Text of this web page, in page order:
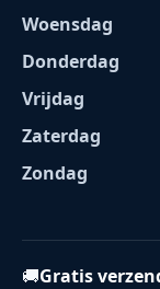
Woensdag
Donderdag
Vrijdag
Zaterdag
Zondag
🚚Gratis